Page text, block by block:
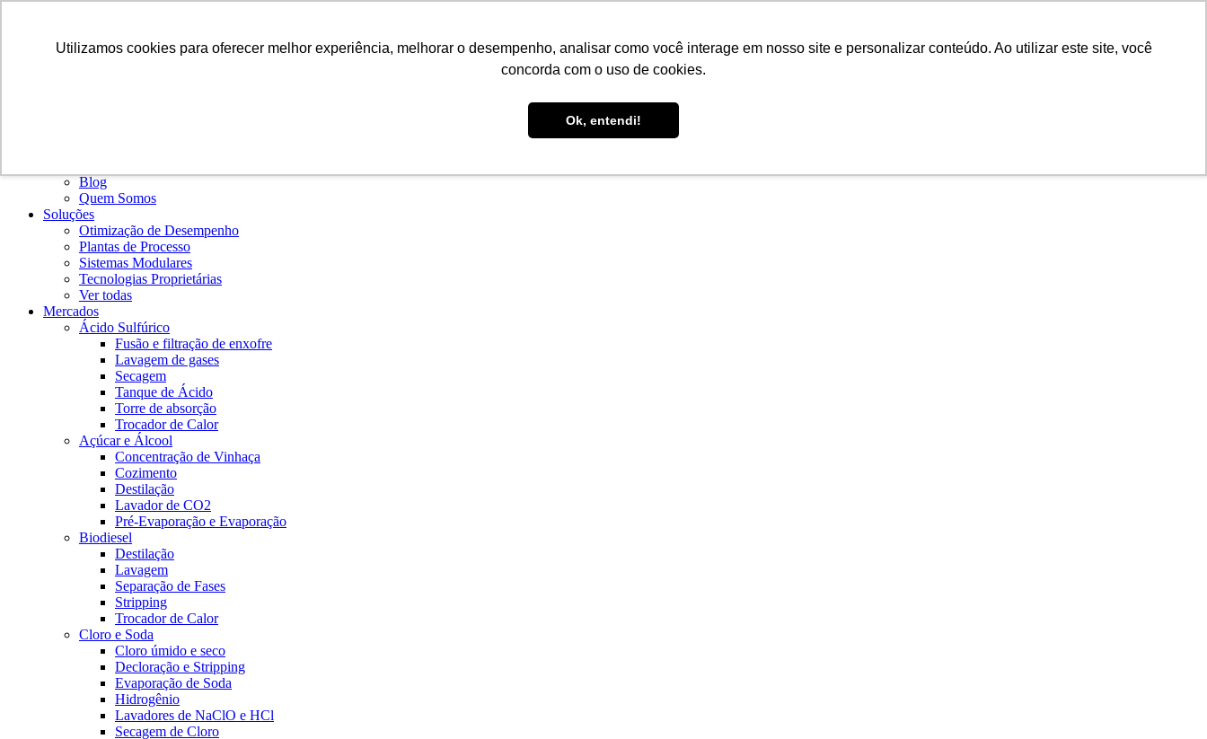
Utilizamos cookies para oferecer melhor experiência, melhorar o desempenho, analisar como você interage em nosso site e personalizar conteúdo. Ao utilizar este site, você
concorda com o uso de cookies.
Ok, entendi!
Blog
Quem Somos
Soluções
Otimização de Desempenho
Plantas de Processo
Sistemas Modulares
Tecnologias Proprietárias
Ver todas
Mercados
Ácido Sulfúrico
Fusão e filtração de enxofre
Lavagem de gases
Secagem
Tanque de Ácido
Torre de absorção
Trocador de Calor
Açúcar e Álcool
Concentração de Vinhaça
Cozimento
Destilação
Lavador de CO2
Pré-Evaporação e Evaporação
Biodiesel
Destilação
Lavagem
Separação de Fases
Stripping
Trocador de Calor
Cloro e Soda
Cloro úmido e seco
Decloração e Stripping
Evaporação de Soda
Hidrogênio
Lavadores de NaClO e HCl
Secagem de Cloro